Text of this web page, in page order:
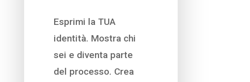
Esprimi la TUA
identità. Mostra chi
sei e diventa parte
del processo. Crea